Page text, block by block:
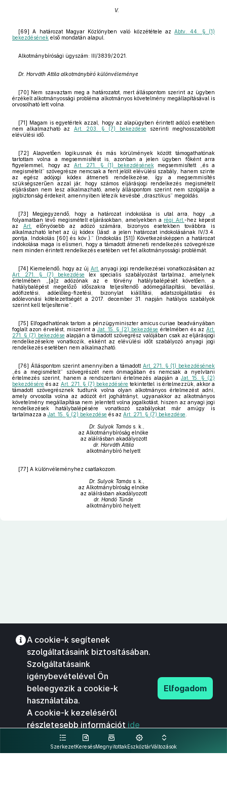
V.
[69] A határozat Magyar Közlönyben való közzététele azAbtv. 44. § (1)
bekezdésének első mondatán alapul.
Alkotmánybírósági ügyszám: III/3839/2021.
Dr. Horváth Attila alkotmánybíró különvéleménye
[70] Nem szavaztam meg a határozatot, mert álláspontom szerint az ügyben
érzékelt alkotmányossági probléma alkotmányos követelmény megállapításával is
orvosolható lett volna.
[71] Magam is egyetértek azzal, hogy az alapügyben érintett adózó esetében
nem alkalmazható az Art. 203. § (7) bekezdése szerinti meghosszabbított
elévülési idő.
[72] Alapvetően logikusnak és más körülmények között támogathatónak
tartottam volna a megsemmisítést is, azonban a jelen ügyben főként arra
figyelemmel, hogy az Art. 271. § (1) bekezdésénekmegsemmisített „és a
megismételt” szövegrésze nemcsak a fent jelölt elévülési szabály, hanem szinte
az egész adójogi kódex átmeneti rendelkezése, így a megsemmisítés
szükségszerűen azzal jár, hogy számos eljárásjogi rendelkezés megismételt
eljárásban nem lesz alkalmazható, amely álláspontom szerint nem szolgálja a
jogbiztonság érdekeit, amennyiben létezik kevésbé „drasztikus” megoldás.
[73] Megjegyzendő, hogy a határozat indokolása is utal arra, hogy „a
folyamatban lévő megismételt eljárásokban, amelyekben a régi Art. -hez képest
az Art.
előnyösebb az adózó számára, bizonyos esetekben továbbra is
alkalmazható lehet az új kódex (lásd: a jelen határozat indokolásának IV/3.4.
pontja, Indokolás [60] és köv.).” (Indokolás [51]) Következésképpen a határozat
indokolása maga is elismeri, hogy a támadott átmeneti rendelkezés szövegrésze
nem minden érintett rendelkezés esetében vet fel alkotmányossági problémát.
[74] Kiemelendő, hogy az új Art. anyagi jogi rendelkezései vonatkozásában az
Art. 271. § (7) bekezdése lex specialis szabályozást tartalmaz, amelynek
értelmében „[a]z adózónak az e törvény hatálybalépését követően, a
hatálybalépést megelőző időszakra teljesítendő adómegállapítási, bevallási,
adófizetési, adóelőleg-fizetési, bizonylat kiállítási, adatszolgáltatási és
adólevonási kötelezettségét a 2017. december 31. napján hatályos szabályok
szerint kell teljesítenie”.
[75] Elfogadhatónak tartom a pénzügyminiszter amicus curiae beadványában
foglalt azon érvelést, miszerint a Jat. 15. § (2) bekezdése értelmében és azArt.
271. § (7) bekezdése alapján a támadott szövegrész valójában csak az eljárásjogi
rendelkezésekre vonatkozik, ekként az elévülési időt szabályozó anyagi jogi
rendelkezés esetében nem alkalmazható.
[76] Álláspontom szerint amennyiben a támadott Art. 271. § (1) bekezdésének
„és a megismételt” szövegrészét nem önmagában és nemcsak a nyelvtani
értelmezés szerint, hanem a rendszertani értelmezés alapján a Jat. 15. § (2)
bekezdésére és az Art. 271. § (7) bekezdésére tekintettel is értelmezzük, akkor a
támadott szövegrésznek tudtunk volna olyan alkotmányos értelmezést adni,
amely orvosolta volna az adózót ért joghátrányt, ugyanakkor az alkotmányos
követelmény megállapítása nem jelentett volna jogalkotást, hiszen az anyagi jogi
rendelkezések hatálybalépésére vonatkozó szabályokat már amúgy is
tartalmazza a Jat. 15. § (2) bekezdése és az Art. 271. § (7) bekezdése
Dr. Sulyok Tamáss. k.,
az Alkotmánybíróság elnöke
az aláírásban akadályozott
dr. Horváth Attila
alkotmánybíró helyett
[77] A különvéleményhez csatlakozom.
Dr. Sulyok Tamáss. k.,
az Alkotmánybíróság elnöke
az aláírásban akadályozott
dr. Handó Tünde
alkotmánybíró helyett
SzerkezetKeresésMegnyitottakEszköztárVáltozások
A cookie-k segítenek
szolgáltatásaink biztosításában.
Szolgáltatásaink
igénybevételével Ön
beleegyezik a cookie-k
használatába.
A cookie-k kezeléséről
részletesebb információt ide
kattintva olvashat.
Elfogadom